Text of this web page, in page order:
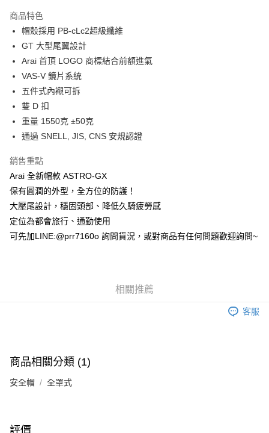
ATM付款
運送方式
全家取貨付款(安全帽一頂以上請選宅配)
每筆NT$60，滿NT$1,000(含以上)免運費
7-11取貨付款(安全帽一頂以上請選宅配)
每筆NT$60，滿NT$1,000(含以上)免運費
每筆NT$100，滿NT$1,000(含以上)免運費
商品特色
帽殼採用 PB-cLc2超級纖維
GT 大型尾翼設計
Arai 首頂 LOGO 商標結合前額進氣
VAS-V 鏡片系統
五件式內襯可拆
雙 D 扣
重量 1550克 ±50克
通過 SNELL, JIS, CNS 安規認證
銷售重點
Arai 全新帽款 ASTRO-GX
保有圓潤的外型，全方位的防護！
大壓尾設計，穩固頭部、降低久騎疲勞感
定位為都會旅行、通勤使用
可先加LINE:@prr7160o 詢問貨況，或對商品有任何問題歡迎詢問~
相關推薦
客服
商品相關分類 (1)
安全帽 全罩式
評價